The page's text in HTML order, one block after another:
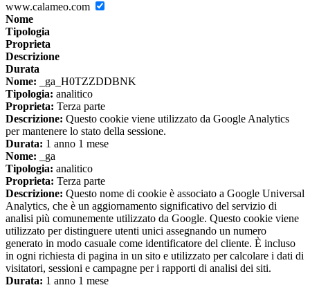
www.calameo.com
Nome
Tipologia
Proprieta
Descrizione
Durata
Nome: _ga_H0TZZDDBNK
Tipologia: analitico
Proprieta: Terza parte
Descrizione: Questo cookie viene utilizzato da Google Analytics
per mantenere lo stato della sessione.
Durata: 1 anno 1 mese
Nome: _ga
Tipologia: analitico
Proprieta: Terza parte
Descrizione: Questo nome di cookie è associato a Google Universal
Analytics, che è un aggiornamento significativo del servizio di
analisi più comunemente utilizzato da Google. Questo cookie viene
utilizzato per distinguere utenti unici assegnando un numero
generato in modo casuale come identificatore del cliente. È incluso
in ogni richiesta di pagina in un sito e utilizzato per calcolare i dati di
visitatori, sessioni e campagne per i rapporti di analisi dei siti.
Durata: 1 anno 1 mese